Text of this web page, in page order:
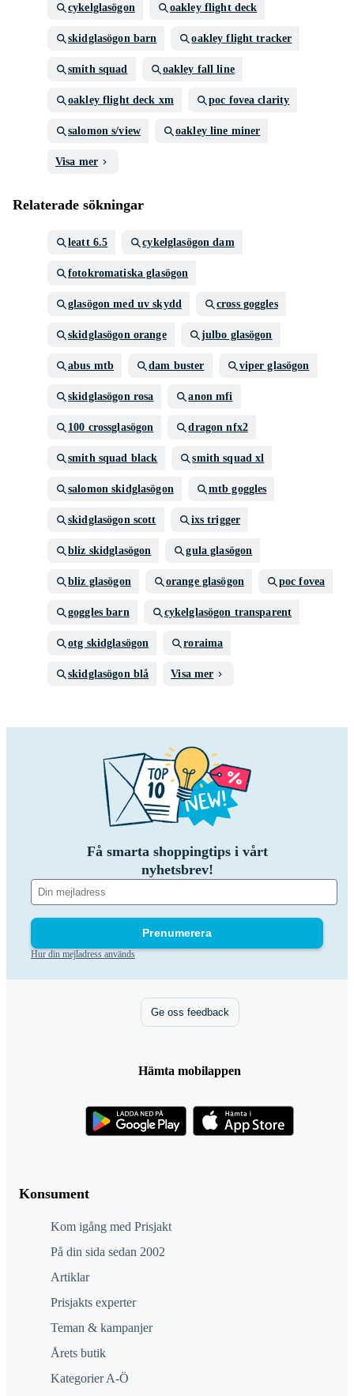
cykelglasögon oakley flight deck
skidglasögon barn oakley flight tracker
smith squad oakley fall line
oakley flight deck xm poc fovea clarity
salomon s/view oakley line miner
Visa mer
Relaterade sökningar
leatt 6.5 cykelglasögon dam
fotokromatiska glasögon
glasögon med uv skydd cross goggles
skidglasögon orange julbo glasögon
abus mtb dam buster viper glasögon
skidglasögon rosa anon mfi
100 crossglasögon dragon nfx2
smith squad black smith squad xl
salomon skidglasögon mtb goggles
skidglasögon scott ixs trigger
bliz skidglasögon gula glasögon
bliz glasögon orange glasögon poc fovea
goggles barn cykelglasögon transparent
otg skidglasögon roraima
skidglasögon blå Visa mer
Få smarta shoppingtips i vårt
nyhetsbrev!
Prenumerera
Hur din mejladress används
Konsument
Kom igång med Prisjakt
På din sida sedan 2002
Artiklar
Prisjakts experter
Teman & kampanjer
Årets butik
Kategorier A-Ö
Ge oss feedback
Hämta mobilappen